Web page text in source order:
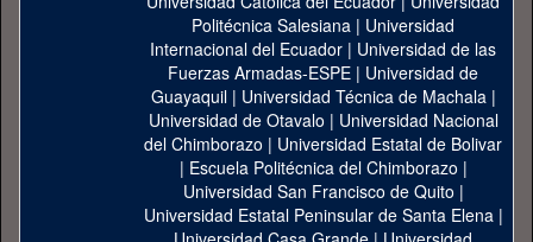
Politécnica Salesiana | Universidad
Internacional del Ecuador | Universidad de las
Fuerzas Armadas-ESPE | Universidad de
Guayaquil| Universidad Técnica de Machala|
Universidad de Otavalo | Universidad Nacional
del Chimborazo | Universidad Estatal de Bolivar
| Escuela Politécnica del Chimborazo |
Universidad San Francisco de Quito |
Universidad Estatal Peninsular de Santa Elena|